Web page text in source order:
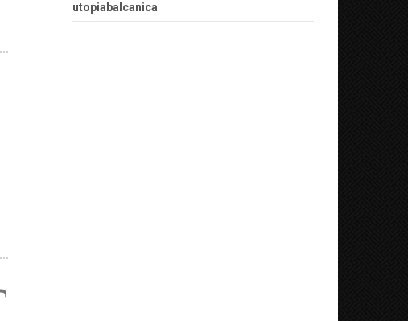
utopiabalcanica